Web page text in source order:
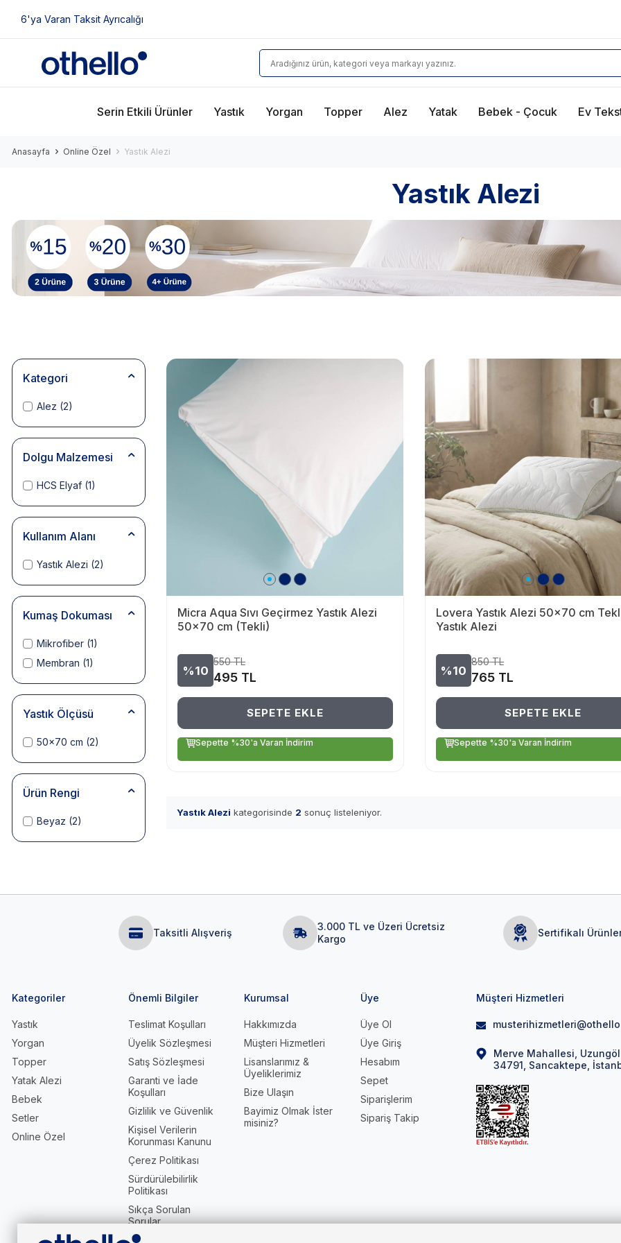
6'ya Varan Taksit Ayrıcalığı
Serin Etkili Ürünler Yastık Yorgan Topper Alez Yatak Bebek - Çocuk Ev
Anasayfa Online Özel Yastık Alezi
Yastık Alezi
Kategori
Alez (2)
Dolgu Malzemesi
HCS Elyaf (1)
Kullanım Alanı
Yastık Alezi (2)
Kumaş Dokuması
Mikrofiber (1)
Membran (1)
Yastık Ölçüsü
50x70 cm (2)
Ürün Rengi
Beyaz (2)
Micra Aqua Sıvı Geçirmez Yastık Alezi
50x70 cm (Tekli)
%10
550TL
495 TL
SEPETE EKLE
Sepette %30'a Varan İndirim
Lovera Yastık Alezi 50x70 cm
Yastık Alezi
%10
850TL
765 TL
SEPETE EKLE
Sepette %30'a Varan İndirim
Yastık Alezi kategorisinde 2 sonuç listeleniyor.
Taksitli Alışveriş
3.000 TL ve Üzeri Ücretsiz
Kargo
Sertifikalı
Kategoriler
Yastık
Yorgan
Topper
Yatak Alezi
Bebek
Setler
Online Özel
Önemli Bilgiler
Teslimat Koşulları
Üyelik Sözleşmesi
Satış Sözleşmesi
Garanti ve İade
Koşulları
Gizlilik ve Güvenlik
Kişisel Verilerin
Korunması Kanunu
Çerez Politikası
Sürdürülebilirlik
Politikası
Sıkça Sorulan
Sorular
Kurumsal
Hakkımızda
Müşteri Hizmetleri
Lisanslarımız &
Üyeliklerimiz
Bize Ulaşın
Bayimiz Olmak İster
misiniz?
Üye
Üye Ol
Üye Giriş
Hesabım
Sepet
Siparişlerim
Sipariş Takip
Müşteri Hizmetleri
Merve Mahallesi, Uzungöl
34791, Sancaktepe,